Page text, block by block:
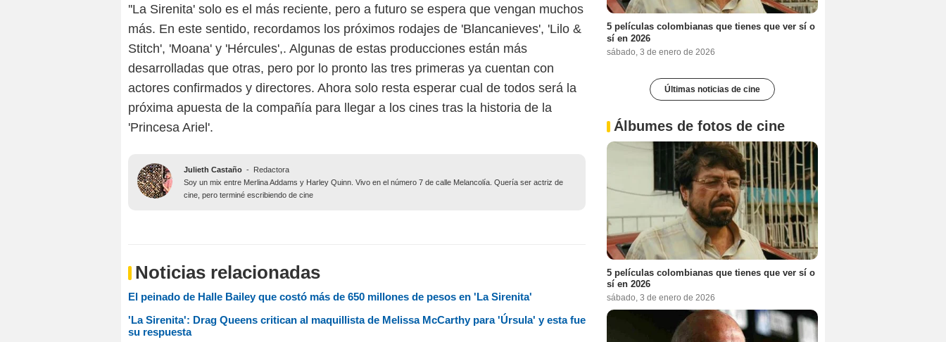
''La Sirenita' solo es el más reciente, pero a futuro se espera que vengan muchos
más. En este sentido, recordamos los próximos rodajes de 'Blancanieves', 'Lilo &
Stitch', 'Moana' y 'Hércules',. Algunas de estas producciones están más
desarrolladas que otras, pero por lo pronto las tres primeras ya cuentan con
actores confirmados y directores. Ahora solo resta esperar cual de todos será la
próxima apuesta de la compañía para llegar a los cines tras la historia de la
'Princesa Ariel'.
Julieth Castaño -
Redactora
Soy un mix entre Merlina Addams y Harley Quinn. Vivo en el número 7 de calle Melancolía. Quería ser actriz de
cine, pero terminé escribiendo de cine
Noticias relacionadas
El peinado de Halle Bailey que costó más de 650 millones de pesos en 'La Sirenita'
'La Sirenita': Drag Queens critican al maquillista de Melissa McCarthy para 'Úrsula' y esta fue
su respuesta
5 películas colombianas que tienes que ver sí o
sí en 2026
sábado, 3 de enero de 2026
Últimas noticias de cine
Álbumes de fotos de cine
5 películas colombianas que tienes que ver sí o
sí en 2026
sábado, 3 de enero de 2026